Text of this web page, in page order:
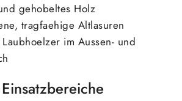
gehobeltes Holz
tragfaehige Altlasuren
im Aussen- und